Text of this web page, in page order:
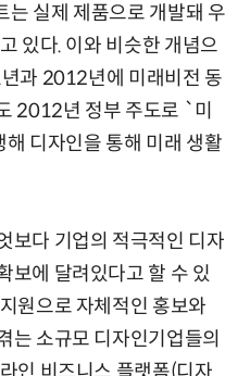
실제 제품으로 개발돼 우
있다. 이와 비슷한 개념으
과 2012년에 미래비전 동
2012년 정부 주도로 `미
디자인을 통해 미래 생활
보다 기업의 적극적인 디자
보에 달려있다고 할 수 있
원으로 자체적인 홍보와
는 소규모 디자인기업들의